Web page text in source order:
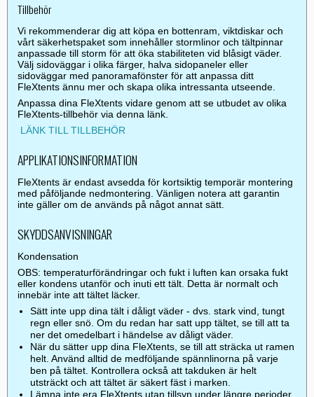
Tillbehör
Vi rekommenderar dig att köpa en bottenram, viktdiskar och
vårt säkerhetspaket som innehåller stormlinor och tältpinnar
anpassade till storm för att öka stabiliteten vid blåsigt väder.
Välj sidoväggar i olika färger, halva sidopaneler eller
sidoväggar med panoramafönster för att anpassa ditt
FleXtents ännu mer och skapa olika intressanta utseende.
Anpassa dina FleXtents vidare genom att se utbudet av olika
FleXtents-tillbehör via denna länk.
LÄNK TILL TILLBEHÖR
APPLIKATIONSINFORMATION
FleXtents är endast avsedda för kortsiktig temporär montering
med påföljande nedmontering. Vänligen notera att garantin
inte gäller om de används på något annat sätt.
SKYDDSANVISNINGAR
Kondensation
OBS: temperaturförändringar och fukt i luften kan orsaka fukt
eller kondens utanför och inuti ett tält. Detta är normalt och
innebär inte att tältet läcker.
Sätt inte upp dina tält i dåligt väder - dvs. stark vind, tungt
regn eller snö. Om du redan har satt upp tältet, se till att ta
ner det omedelbart i händelse av dåligt väder.
När du sätter upp dina FleXtents, se till att sträcka ut ramen
helt. Använd alltid de medföljande spännlinorna på varje
ben på tältet. Kontrollera också att takduken är helt
utsträckt och att tältet är säkert fäst i marken.
Lämna inte era FleXtents utan tillsyn under längre perioder.